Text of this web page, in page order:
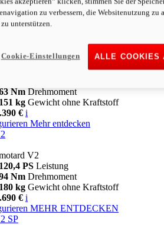
NmDrehmoment
kgGewicht ohne Kraftstoff
€ i
Nm Drehmoment
151 kg Gewicht ohne Kraftstoff
€ i
Mehr entdecken
V2
120,4 PS Leistung
Nm Drehmoment
180 kg Gewicht ohne Kraftstoff
€ i
MEHR ENTDECKEN
SP
zu verbessern, die Websitenutzung zu
unterstützen.
ALLE COOKIES
Cookie-Einstellungen